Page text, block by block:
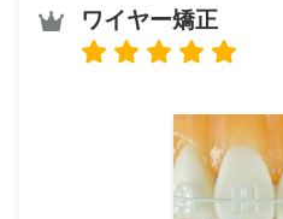
ワイヤー矯正